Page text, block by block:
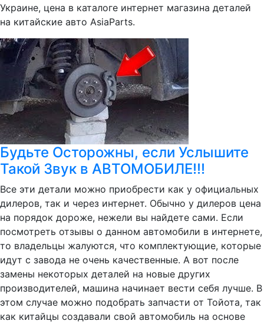
Украине, цена в каталоге интернет магазина деталей
на китайские авто AsiaParts.
Будьте Осторожны, если Услышите
Такой Звук в АВТОМОБИЛЕ!!!
Все эти детали можно приобрести как у официальных
дилеров, так и через интернет. Обычно у дилеров цена
на порядок дороже, нежели вы найдете сами. Если
посмотреть отзывы о данном автомобили в интернете,
то владельцы жалуются, что комплектующие, которые
идут с завода не очень качественные. А вот после
замены некоторых деталей на новые других
производителей, машина начинает вести себя лучше. В
этом случае можно подобрать запчасти от Тойота, так
как китайцы создавали свой автомобиль на основе